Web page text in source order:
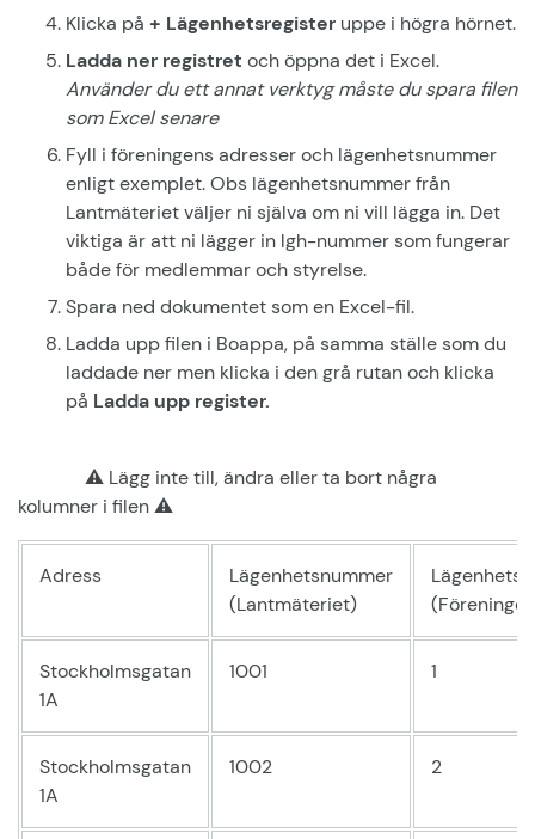
Klicka på + Lägenhetsregister uppe i högra hörnet.
Ladda ner registret och öppna det i Excel.
Använder du ett annat verktyg måste du spara filen
som Excel senare
Fyll i föreningens adresser och lägenhetsnummer
enligt exemplet. Obs lägenhetsnummer från
Lantmäteriet väljer ni själva om ni vill lägga in. Det
viktiga är att ni lägger in lgh-nummer som fungerar
både för medlemmar och styrelse.
Spara ned dokumentet som en Excel-fil.
Ladda upp filen i Boappa, på samma ställe som du
laddade ner men klicka i den grå rutan och klicka
på Ladda upp register.
⚠️ Lägg inte till, ändra eller ta bort några
kolumner i filen ⚠️
Adress
Lägenhetsnummer
(Lantmäteriet)
Stockholmsgatan
1A
1001 1
Stockholmsgatan
1A
1002 2